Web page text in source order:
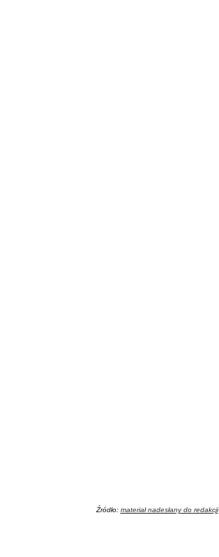
Źródło: materiał nadesłany do redakcji